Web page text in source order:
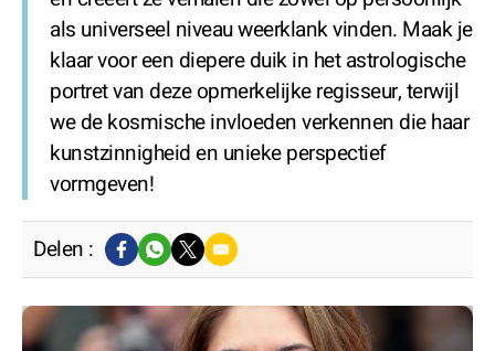
als universeel niveau weerklank vinden. Maak je
klaar voor een diepere duik in het astrologische
portret van deze opmerkelijke regisseur, terwijl
we de kosmische invloeden verkennen die haar
kunstzinnigheid en unieke perspectief
vormgeven!
Delen :